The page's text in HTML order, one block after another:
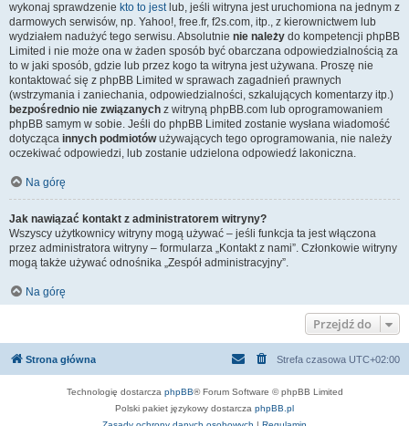
wykonaj sprawdzenie kto to jestlub, jeśli witryna jest uruchomiona na jednym z
darmowych serwisów, np. Yahoo!, free.fr, f2s.com, itp., z kierownictwem lub
wydziałem nadużyć tego serwisu. Absolutnie nie należy do kompetencji phpBB
Limited i nie może ona w żaden sposób być obarczana odpowiedzialnością za
to w jaki sposób, gdzie lub przez kogo ta witryna jest używana. Proszę nie
kontaktować się z phpBB Limited w sprawach zagadnień prawnych
(wstrzymania i zaniechania, odpowiedzialności, szkalujących komentarzy itp.)
bezpośrednio nie związanych z witryną phpBB.com lub oprogramowaniem
phpBB samym w sobie. Jeśli do phpBB Limited zostanie wysłana wiadomość
dotycząca innych podmiotówużywających tego oprogramowania, nie należy
oczekiwać odpowiedzi, lub zostanie udzielona odpowiedź lakoniczna.
Na górę
Jak nawiązać kontakt z administratorem witryny?
Wszyscy użytkownicy witryny mogą używać – jeśli funkcja ta jest włączona
przez administratora witryny – formularza „Kontakt z nami”. Członkowie witryny
mogą także używać odnośnika „Zespół administracyjny”.
Na górę
Przejdź do
Strona główna Strefa czasowa UTC+02:00
Technologię dostarcza phpBB® Forum Software © phpBB Limited
Polski pakiet językowy dostarcza phpBB.pl